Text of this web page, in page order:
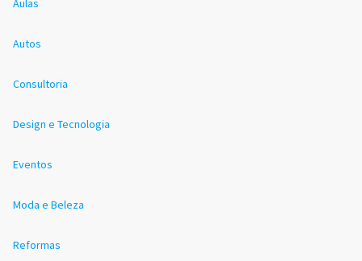
Aulas
Autos
Consultoria
Design e Tecnologia
Eventos
Moda e Beleza
Reformas